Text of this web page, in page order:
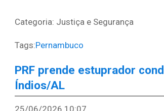
Categoria: Justiça e Segurança
Tags:Pernambuco
PRF prende estuprador
Índios/AL